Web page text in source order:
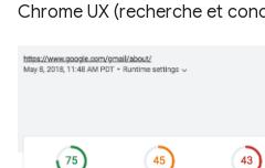
Chrome UX (recherche et